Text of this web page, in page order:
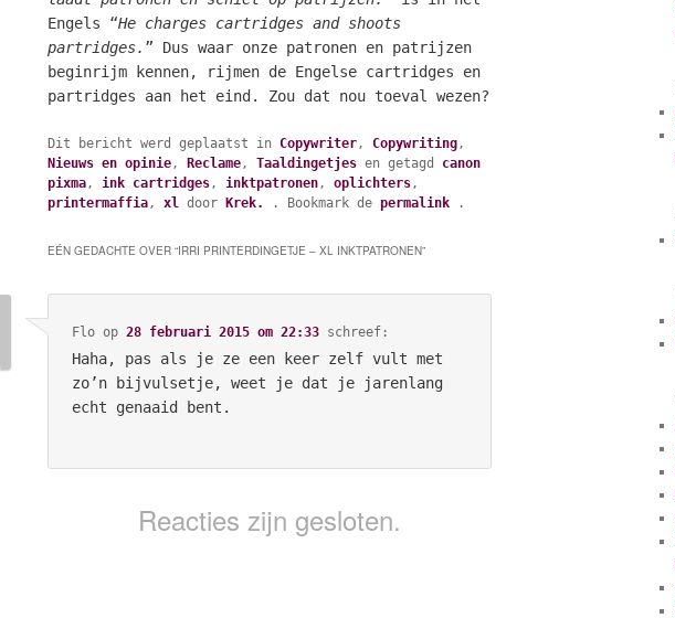
Engels “He charges cartridges and shoots
partridges. ” Dus waar onze patronen en patrijzen
beginrijm kennen, rijmen de Engelse cartridges en
partridges aan het eind. Zou dat nou toeval wezen?
Dit bericht werd geplaatst in Copywriter, Copywriting,
Nieuws en opinie, Reclame, Taaldingetjesen getagd canon
pixma, ink cartridges, inktpatronen, oplichters,
printermaffia, xl door Krek. . Bookmark de permalink .
EÉN GEDACHTE OVER “IRRI PRINTERDINGETJE – XL INKTPATRONEN”
Floop 28 februari 2015 om 22:33 schreef:
Haha, pas als je ze een keer zelf vult met
zo’n bijvulsetje, weet je dat je jarenlang
echt genaaid bent.
Reacties zijn gesloten.